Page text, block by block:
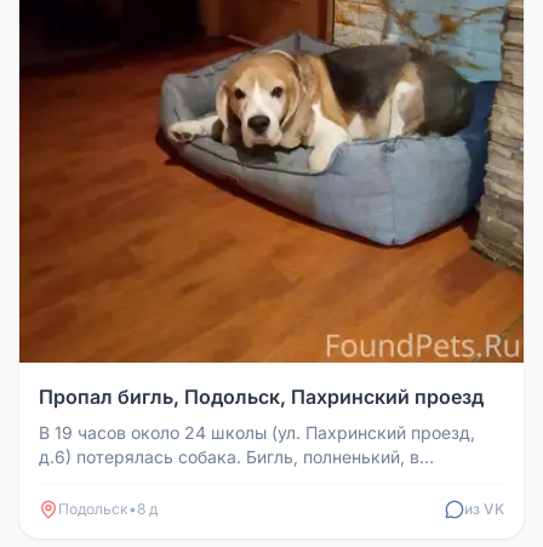
Пропал бигль, Подольск, Пахринский проезд
В 19 часов около 24 школы (ул. Пахринский проезд,
д.6) потерялась собака. Бигль, полненький, в
Подольск• 8 д из VK